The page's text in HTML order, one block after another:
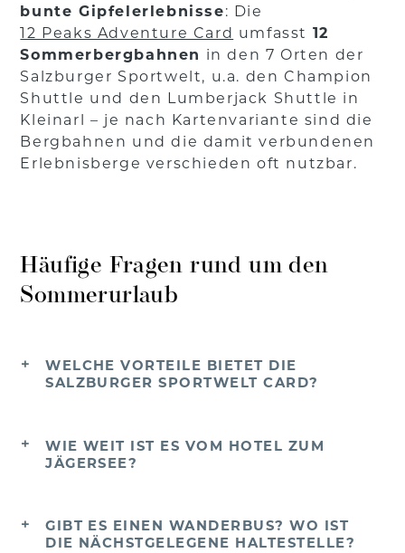
bunte Gipfelerlebnisse: Die
12 Peaks Adventure Card umfasst 12
Sommerbergbahnen in den 7 Orten der
Salzburger Sportwelt, u.a. den Champion
Shuttle und den Lumberjack Shuttle in
Kleinarl – je nach Kartenvariante sind die
Bergbahnen und die damit verbundenen
Erlebnisberge verschieden oft nutzbar.
Häufige Fragen rund um den
Sommerurlaub
WELCHE VORTEILE BIETET DIE
SALZBURGER SPORTWELT CARD?
WIE WEIT IST ES VOM HOTEL ZUM
JÄGERSEE?
GIBT ES EINEN WANDERBUS? WO IST
DIE NÄCHSTGELEGENE HALTESTELLE?